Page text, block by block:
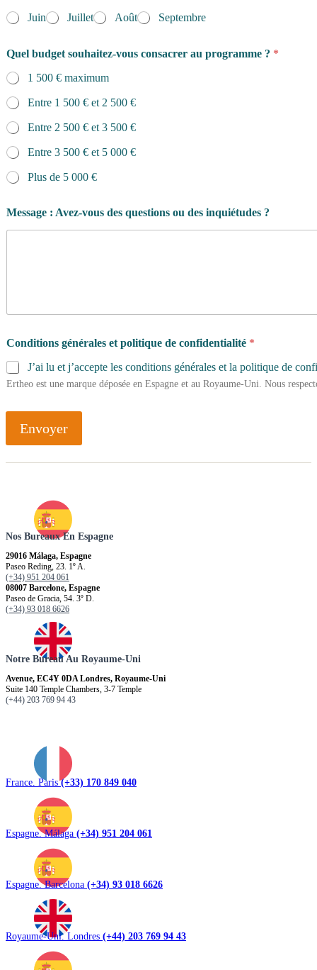
Juin
Juillet Août Septembre
Quel budget souhaitez-vous consacrer au programme ? *
1 500 € maximum
Entre 1 500 € et 2 500 €
Entre 2 500 € et 3 500 €
Entre 3 500 € et 5 000 €
Plus de 5 000 €
Message : Avez-vous des questions ou des inquiétudes ?
Conditions générales et politique de confidentialité *
J’ai lu et j’accepte les conditions générales et la politique de
Ertheo est une marque déposée en Espagne et au Royaume-Uni. Nous
Envoyer
Nos Bureaux En Espagne
29016 Málaga, Espagne
Paseo Reding, 23. 1º A.
(+34) 951 204 061
08007 Barcelone, Espagne
Paseo de Gracia, 54. 3º D.
(+34) 93 018 6626
Notre Bureau Au Royaume-Uni
Avenue, EC4Y 0DA Londres, Royaume-Uni
Suite 140 Temple Chambers, 3-7 Temple
(+44) 203 769 94 43
France. Paris(+33) 170 849 040
Espagne. Málaga (+34) 951 204 061
Espagne. Barcelona (+34) 93 018 6626
Royaume-Uni. Londres (+44) 203 769 94 43